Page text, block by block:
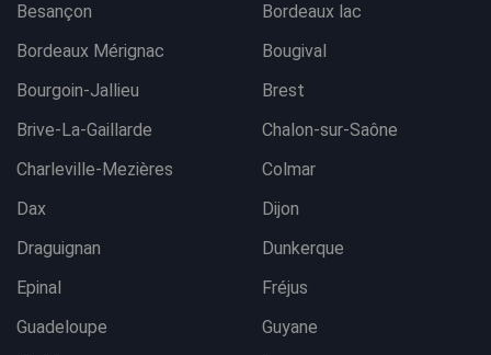
Besançon
Bordeaux lac
Bordeaux Mérignac
Bougival
Bourgoin-Jallieu
Brest
Brive-La-Gaillarde
Chalon-sur-Saône
Charleville-Mezières
Colmar
Dax
Dijon
Draguignan
Dunkerque
Epinal
Fréjus
Guadeloupe
Guyane